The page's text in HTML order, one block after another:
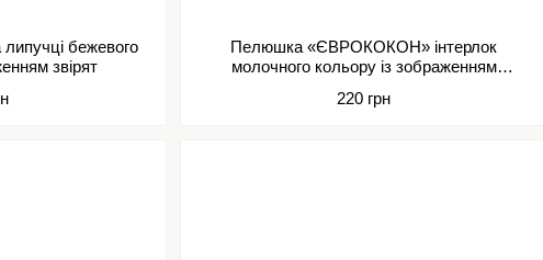
бежевого
звірят
Пелюшка «ЄВРОКОКОН» інтерлок
молочного кольору із зображенням
220 грн